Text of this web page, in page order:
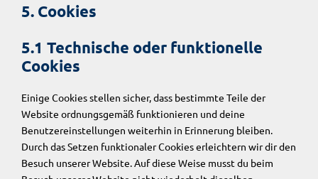
5. Cookies
5.1 Technische oder funktionelle
Cookies
Einige Cookies stellen sicher, dass bestimmte Teile der
Website ordnungsgemäß funktionieren und deine
Benutzereinstellungen weiterhin in Erinnerung bleiben.
Durch das Setzen funktionaler Cookies erleichtern wir dir den
Besuch unserer Website. Auf diese Weise musst du beim